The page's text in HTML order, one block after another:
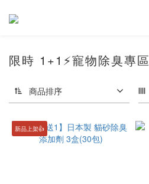
限時 1+1⚡️寵物除臭專區
商品排序
新品上架👍